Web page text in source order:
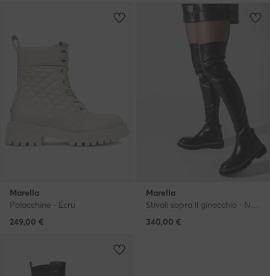
Marella
Polacchine · Écru
249,00 €
Marella
Stivali sopra il ginocchio · Nero
340,00 €